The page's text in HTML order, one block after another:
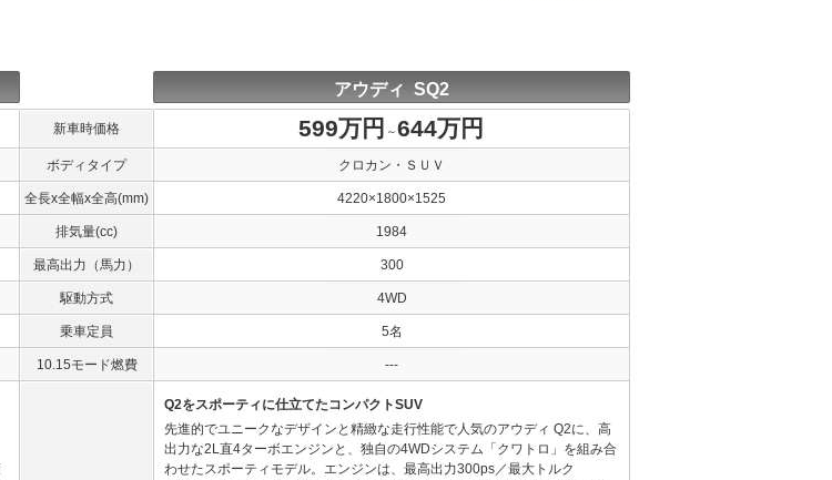
アウディ SQ2
新車時価格 599万円 ～644万円
ボディタイプ クロカン・ＳＵＶ
全長x全幅x全高(mm) 4220×1800×1525
排気量(cc) 1984
最高出力（馬力） 300
駆動方式 4WD
乗車定員 5名
10.15モード燃費 ---
Q2をスポーティに仕立てたコンパクトSUV
先進的でユニークなデザインと精緻な走行性能で人気のアウディ Q2に、高
出力な2L直4ターボエンジンと、独自の4WDシステム「クワトロ」を組み合
わせたスポーティモデル。エンジンは、最高出力300ps／最大トルク